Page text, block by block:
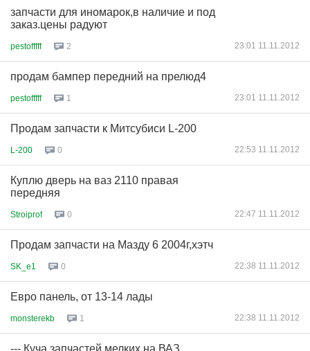
запчасти для иномарок,в наличие и под
заказ.цены радуют
pestofffff 2 23:01 11.11.2012
продам бампер передний на прелюд4
pestofffff 1 23:01 11.11.2012
Продам запчасти к Митсубиси L-200
L-200 0 22:53 11.11.2012
Куплю дверь на ваз 2110 правая
передняя
Stroiprof 0 22:47 11.11.2012
Продам запчасти на Мазду 6 2004г,хэтч
SK_e1 0 22:38 11.11.2012
Евро панель, от 13-14 лады
monsterekb 1 22:38 11.11.2012
--- Куча запчастей мелких на ВАЗ,